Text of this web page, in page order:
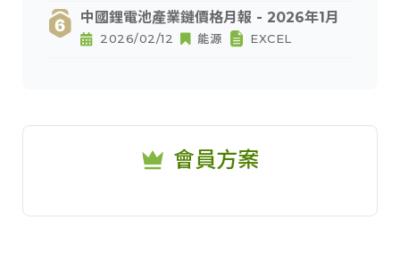
中國鋰電池產業鏈價格月報 - 2026年1月
2026/02/12 能源 EXCEL
會員方案